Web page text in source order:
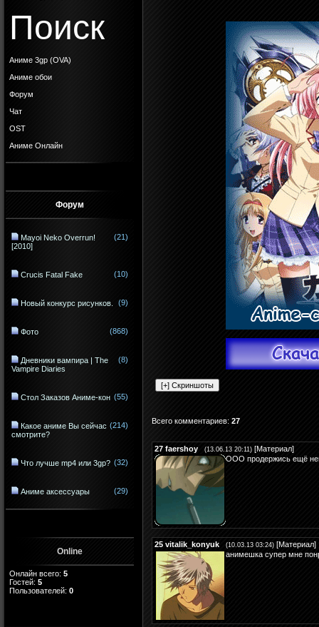
Поиск
Аниме 3gp (OVA)
Аниме обои
Форум
Чат
OST
Аниме Онлайн
Форум
Mayoi Neko Overrun!
[2010]
(21)
Crucis Fatal Fake (10)
Новый конкурс рисунков. (9)
Фото (868)
Дневники вампира | The
Vampire Diaries
(8)
Стол Заказов Аниме-кон (55)
Какое аниме Вы сейчас
смотрите?
(214)
Что лучше mp4 или 3gp? (32)
Аниме аксессуары (29)
Online
Онлайн всего: 5
Гостей: 5
Пользователей: 0
Всего комментариев: 27
27 faershoy (13.06.13 20:11) [Материал]
ООО продержись ещё
25 vitalik_konyuk (10.03.13 03:24) [Материал]
анимешка супер мне